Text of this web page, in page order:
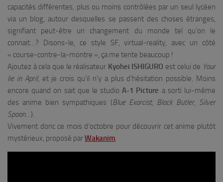
capacités différentes, plus ou moins contrôlées par un seul lycéen
via un blog, autour desquelles se passent des choses étranges,
signifiant peut-être un changement du monde tel qu’on le
connait…? Disons-le, ce style SF, virtual-reality, avec un côté
« course-contre-la-montre », ça me tente beaucoup !
Ajoutez à cela que le réalisateur Kyohei ISHIGURO est celui de Your
lie in April, et je crois qu’il n’y a plus d’hésitation possible. Moins
encore quand on sait que le studioA-1 Picture a sorti lui-même
des anime bien sympathiques (Blue Exorcist, Black Butler, Silver
Spoon…).
Vivement donc ce mois d’octobre pour découvrir cet anime plutôt
mystérieux, proposé parWakanim.